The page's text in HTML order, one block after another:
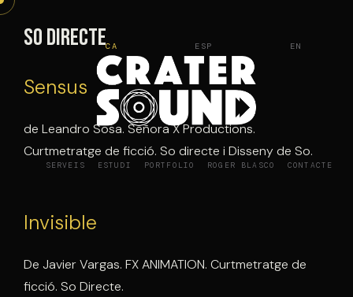
Vés
SERVEIS ESTUDI PORTFOLIO ROGER BLASCO CONTACTE
CA ESP EN
So directe
Sensus
de Leandro Sosa. Señora X Productions.
Curtmetratge de ficció. So directe i Disseny de So.
Invisible
De Javier Vargas. FX ANIMATION. Curtmetratge de
ficció. So Directe.